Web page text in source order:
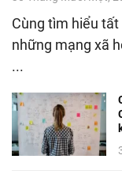
Cùng tìm hiểu
những mạng xã
...